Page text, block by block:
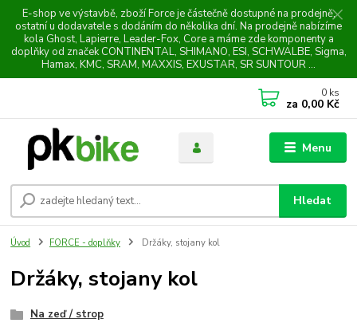
E-shop ve výstavbě, zboží Force je částečně dostupné na prodejně,
ostatní u dodavatele s dodáním do několika dní. Na prodejně nabízíme
kola Ghost, Lapierre, Leader-Fox, Core a máme zde komponenty a
doplňky od značek CONTINENTAL, SHIMANO, ESI, SCHWALBE, Sigma,
Hamax, KMC, SRAM, MAXXIS, EXUSTAR, SR SUNTOUR ...
Menu
Hledat
0 ks
za 0,00 Kč
Úvod FORCE - doplňky Držáky, stojany kol
Držáky, stojany kol
Na zeď / strop